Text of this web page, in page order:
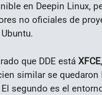
en Deepin Linux,
no oficiales de
que DDE está XFCE
similar se quedaron
segundo es el